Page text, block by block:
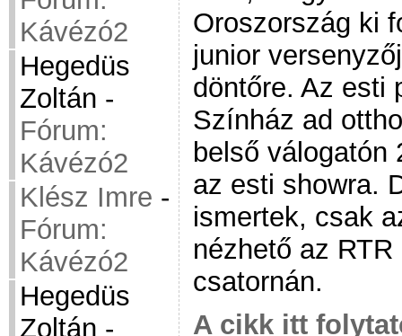
Kávézó2
Hegedüs
Zoltán -
Fórum:
Kávézó2
Klész Imre -
Fórum:
Kávézó2
Hegedüs
Zoltán -
Oroszország ki
junior
döntőre. Az esti
Színház ad
belső válogatón
az esti showra.
ismertek, csak
nézhető az
csatornán.
A cikk itt